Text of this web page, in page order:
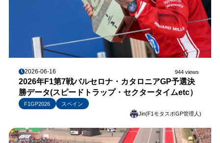
2026-06-16 944 views
2026年F1第7戦バルセロナ・カタロニアGP予選決
勝データ(スピードトラップ・セクタータイムetc）
F1GP2026
スペイン
Jin(F1モタスポGP管理人)